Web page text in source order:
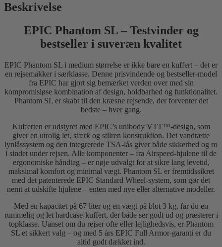
Beskrivelse
EPIC Phantom SL – Testvinder og
bestseller i suveræn kvalitet
EPIC Phantom SL i medium størrelse er ikke bare en kuffert – det er
en rejsemakker i særklasse. Denne prisvindende og bestseller-model
fra EPIC har gjort sig bemærket verden over med sin
kompromisløse kombination af design, holdbarhed og funktionalitet.
Phantom SL er skabt til den kræsne rejsende, der forventer det
bedste – hver gang.
Kufferten er udstyret med EPIC’s unibody VTT™-design, som
giver en utrolig let, stærk og stilren konstruktion. Det vandtætte
lynlåssystem og den integrerede TSA-lås giver både sikkerhed og ro
i sindet under rejsen. Alle komponenter – fra Airspeed-hjulene til de
ergonomiske håndtag – er nøje udvalgt for at sikre lang levetid,
maksimal komfort og minimal vægt. Phantom SL er fremtidssikret
med det patenterede EPIC Standard Wheel-system, som gør det
nemt at udskifte hjulene – enten med nye eller alternative modeller.
Med en kapacitet på 67 liter og en vægt på blot 3 kg, får du en
rummelig og let hardcase-kuffert, der både ser godt ud og præsterer i
topklasse. Uanset om du rejser ofte eller lejlighedsvis, er Phantom
SL et sikkert valg – og med 5 års EPIC Full Armor-garanti er du
altid godt dækket ind.